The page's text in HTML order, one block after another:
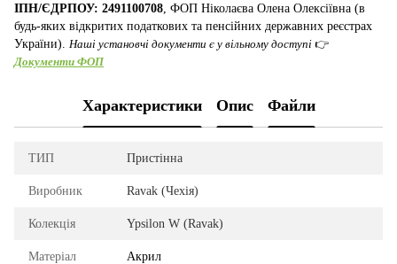
ІПН/ЄДРПОУ: 2491100708 , ФОП Ніколаєва Олена Олексіївна (в
будь-яких відкритих податкових та пенсійних державних реєстрах
України). Наші установчі документи є у вільному доступі 👉
Документи ФОП
Характеристики Опис Файли
ТИП Пристінна
Виробник Ravak (Чехія)
Колекція Ypsilon W (Ravak)
Матеріал Акрил